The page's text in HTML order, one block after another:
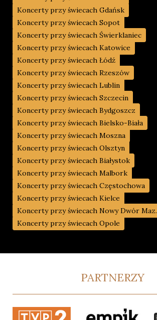
Koncerty przy świecach Gdańsk
Koncerty przy świecach Sopot
Koncerty przy świecach Świerklaniec
Koncerty przy świecach Katowice
Koncerty przy świecach Łódź
Koncerty przy świecach Rzeszów
Koncerty przy świecach Lublin
Koncerty przy świecach Szczecin
Koncerty przy świecach Bydgoszcz
Koncerty przy świecach Bielsko-Biała
Koncerty przy świecach Moszna
Koncerty przy świecach Olsztyn
Koncerty przy świecach Białystok
Koncerty przy świecach Malbork
Koncerty przy świecach Częstochowa
Koncerty przy świecach Kielce
Koncerty przy świecach Nowy Dwór Maz.
Koncerty przy świecach Opole
PARTNERZY